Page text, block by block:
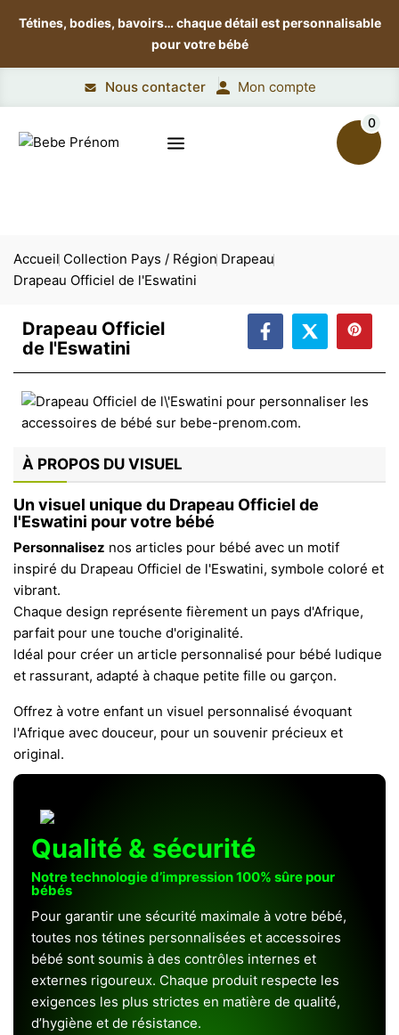
Tétines, bodies, bavoirs…chaque détail est personnalisable
pour votre bébé
Nous contacter Mon compte
0
Accueil Collection Pays / Région Drapeau
Drapeau Officiel de l'Eswatini
Drapeau Officiel
de l'Eswatini
À PROPOS DU VISUEL
Un visuel unique du Drapeau Officiel de
l'Eswatini pour votre bébé
Personnalisez nos articles pour bébé avec un motif
inspiré du Drapeau Officiel de l'Eswatini, symbole coloré et
vibrant.
Chaque design représente fièrement un pays d'Afrique,
parfait pour une touche d'originalité.
Idéal pour créer un article personnalisé pour bébé ludique
et rassurant, adapté à chaque petite fille ou garçon.
Offrez à votre enfant un visuel personnalisé évoquant
l'Afrique avec douceur, pour un souvenir précieux et
original.
Qualité & sécurité
Notre technologie d’impression 100% sûre pour
bébés
Pour garantir une sécurité maximale à votre bébé,
toutes nos tétines personnalisées et accessoires
bébé sont soumis à des contrôles internes et
externes rigoureux. Chaque produit respecte les
exigences les plus strictes en matière de qualité,
d’hygiène et de résistance.